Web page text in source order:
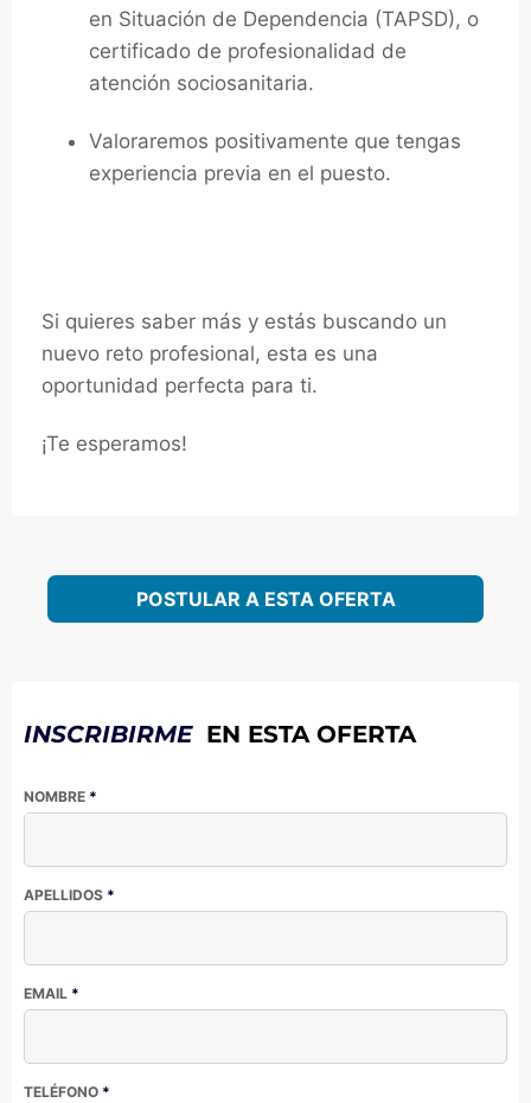
en Situación de Dependencia (TAPSD), o
certificado de profesionalidad de
atención sociosanitaria.
Valoraremos positivamente que tengas
experiencia previa en el puesto.
Si quieres saber más y estás buscando un
nuevo reto profesional, esta es una
oportunidad perfecta para ti.
¡Te esperamos!
POSTULAR A ESTA OFERTA
INSCRIBIRMEEN ESTA OFERTA
NOMBRE *
APELLIDOS *
EMAIL *
TELÉFONO *